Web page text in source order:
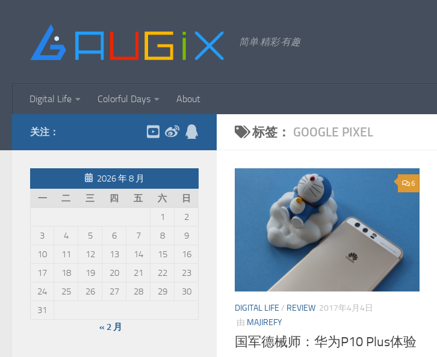
简单·精彩·有趣
Digital Life Colorful Days About
标签： GOOGLE PIXEL
6
DIGITAL LIFE / REVIEW 2017年4月4日
由 MAJIREFY
国军德械师：华为P10 Plus体验
关注：
2026 年 8 月
一
二 三 四 五 六
日
1
2
3
4 5 6 7 8
9
10
11 12 13 14 15
16
17
18 19 20 21 22
23
24
25 26 27 28 29
30
31
« 2 月